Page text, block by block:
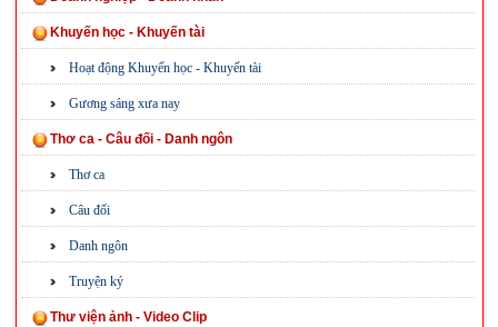
Khuyến học - Khuyến tài
Hoạt động Khuyến học - Khuyến tài
Gương sáng xưa nay
Thơ ca - Câu đối - Danh ngôn
Thơ ca
Câu đối
Danh ngôn
Truyện ký
Thư viện ảnh - Video Clip